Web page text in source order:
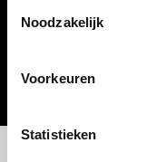
Noodzakelijk
Voorkeuren
Statistieken